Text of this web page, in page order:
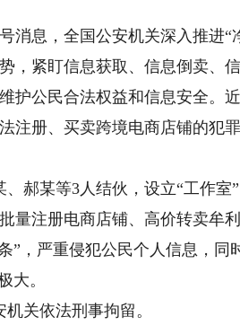
消息，全国公安机关深入推进“
，紧盯信息获取、信息倒卖、
护公民合法权益和信息安全。
注册、买卖跨境电商店铺的犯罪
某等3人结伙，设立“工作室”
量注册电商店铺、高价转卖牟
，严重侵犯公民个人信息，同
大。
关依法刑事拘留。